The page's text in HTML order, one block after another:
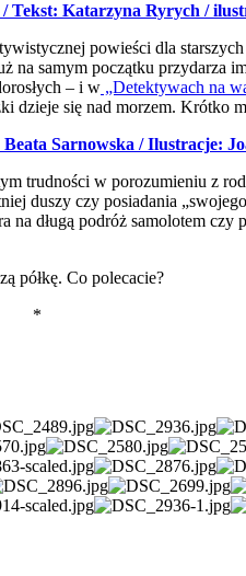
Tekst: Katarzyna Ryrych /
powieści dla
samym początku przydarza
– i w „Detektywach na
dzieje się nad morzem. Krótko
Sarnowska / Ilustracje:
trudności w porozumieniu z
duszy czy posiadania
na długą podróż samolotem
półkę. Co polecacie?
*